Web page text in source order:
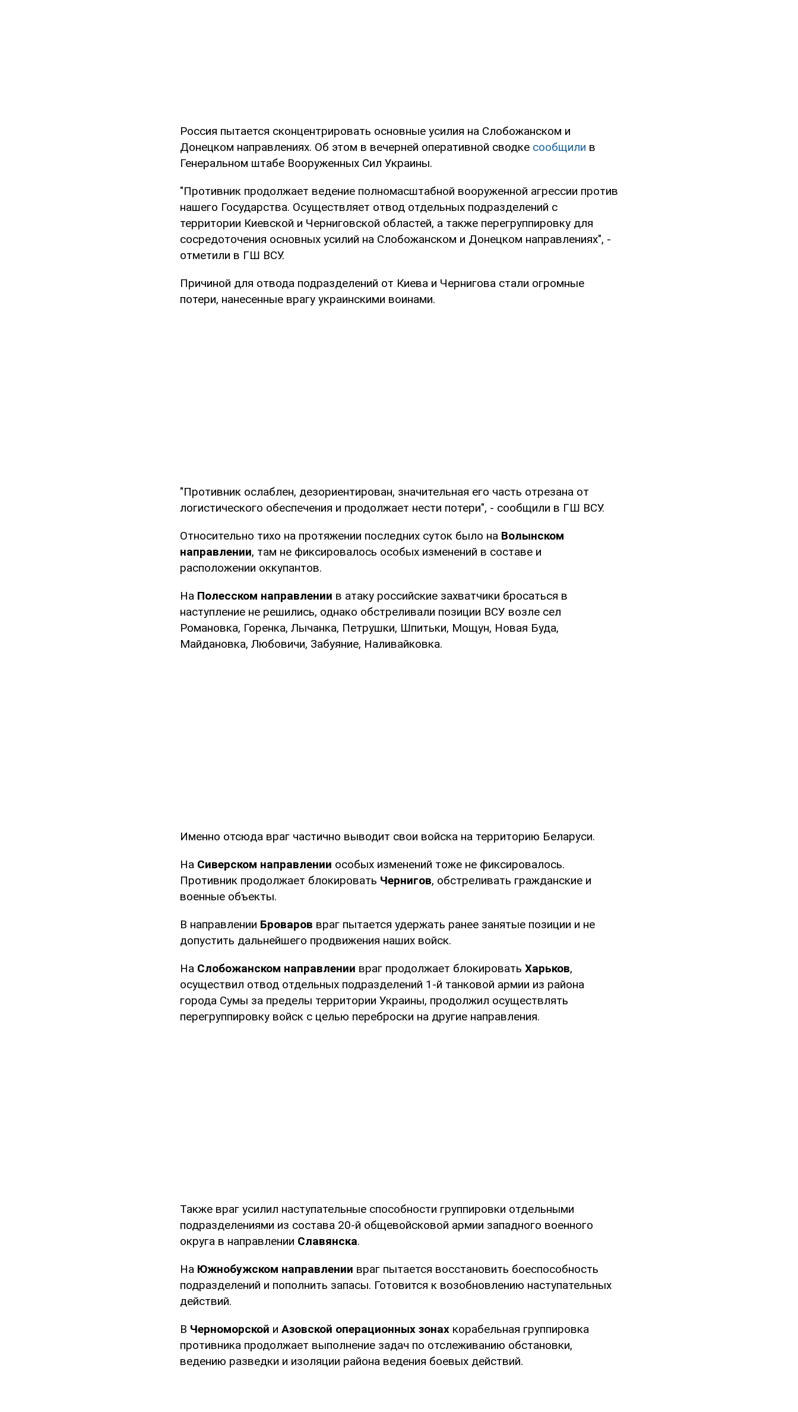
Россия пытается сконцентрировать основные усилия на Слобожанском и
Донецком направлениях. Об этом в вечерней оперативной сводке сообщили в
Генеральном штабе Вооруженных Сил Украины.
"Противник продолжает ведение полномасштабной вооруженной агрессии против
нашего Государства. Осуществляет отвод отдельных подразделений с
территории Киевской и Черниговской областей, а также перегруппировку для
сосредоточения основных усилий на Слобожанском и Донецком направлениях", -
отметили в ГШ ВСУ.
Причиной для отвода подразделений от Киева и Чернигова стали огромные
потери, нанесенные врагу украинскими воинами.
"Противник ослаблен, дезориентирован, значительная его часть отрезана от
логистического обеспечения и продолжает нести потери", - сообщили в ГШ ВСУ.
Относительно тихо на протяжении последних суток было на Волынском
направлении, там не фиксировалось особых изменений в составе и
расположении оккупантов.
На Полесском направлении в атаку российские захватчики бросаться в
наступление не решились, однако обстреливали позиции ВСУ возле сел
Романовка, Горенка, Лычанка, Петрушки, Шпитьки, Мощун, Новая Буда,
Майдановка, Любовичи, Забуяние, Наливайковка.
Именно отсюда враг частично выводит свои войска на территорию Беларуси.
На Сиверском направлении особых изменений тоже не фиксировалось.
Противник продолжает блокировать Чернигов, обстреливать гражданские и
военные объекты.
В направлении Броваров враг пытается удержать ранее занятые позиции и не
допустить дальнейшего продвижения наших войск.
На Слобожанском направлении враг продолжает блокировать Харьков,
осуществил отвод отдельных подразделений 1-й танковой армии из района
города Сумы за пределы территории Украины, продолжил осуществлять
перегруппировку войск с целью переброски на другие направления.
Также враг усилил наступательные способности группировки отдельными
подразделениями из состава 20-й общевойсковой армии западного военного
округа в направлении Славянска.
На Южнобужском направлении враг пытается восстановить боеспособность
подразделений и пополнить запасы. Готовится к возобновлению наступательных
действий.
В Черноморской и Азовской операционных зонах корабельная группировка
противника продолжает выполнение задач по отслеживанию обстановки,
ведению разведки и изоляции района ведения боевых действий.